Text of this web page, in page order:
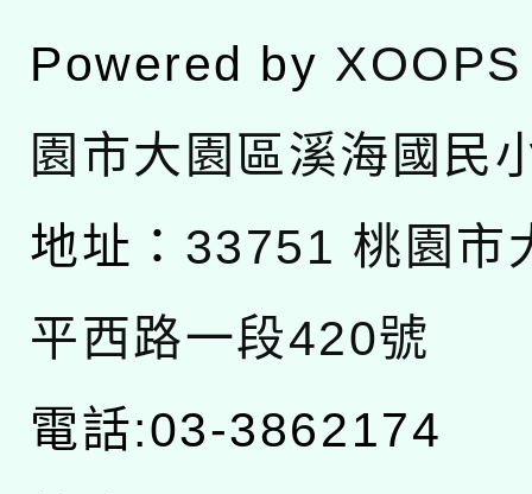
Powered by XOOPS
園市大園區溪海國民
地址： 33751 桃園市
平西路一段420號
電話:03-3862174